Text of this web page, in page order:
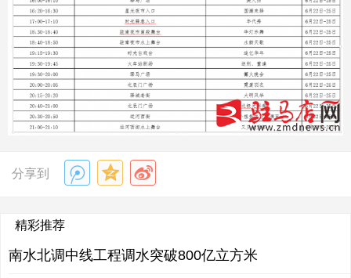
分享到
精彩推荐
南水北调中线工程调水突破800亿立方米